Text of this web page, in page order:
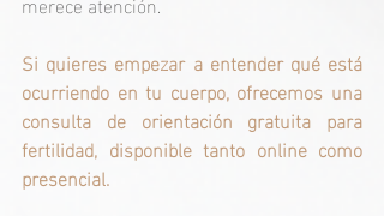
Si quieres empezar a entender qué está
ocurriendo en tu cuerpo, ofrecemos una
consulta de orientación gratuita para
fertilidad, disponible tanto online como
presencial.